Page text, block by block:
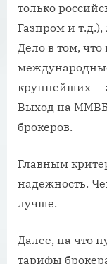
только
Газпром и
Дело в том, что
крупнейших —
Выход на ММВБ
брокеров.
Главным
надежность.
лучше.
Далее, на что
тарифы